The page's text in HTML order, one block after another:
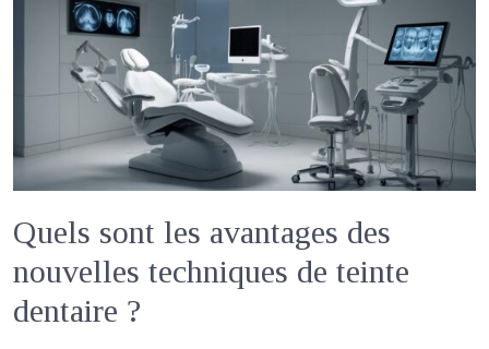
Quels sont les avantages des
nouvelles techniques de teinte
dentaire ?